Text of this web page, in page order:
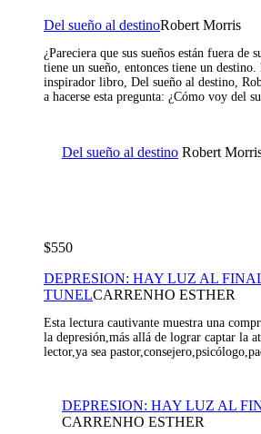
Del sueño al destinoRobert Morris
¿Pareciera que sus sueños están fuera de
tiene un sueño, entonces tiene un destino.
inspirador libro, Del sueño al destino,
a hacerse esta pregunta: ¿Cómo voy del
Del sueño al destino Robert
$550
DEPRESION: HAY LUZ AL
TUNELCARRENHO ESTHER
Esta lectura cautivante muestra una
la depresión,más allá de lograr captar la
lector,ya sea
DEPRESION: HAY LUZ AL
CARRENHO ESTHER